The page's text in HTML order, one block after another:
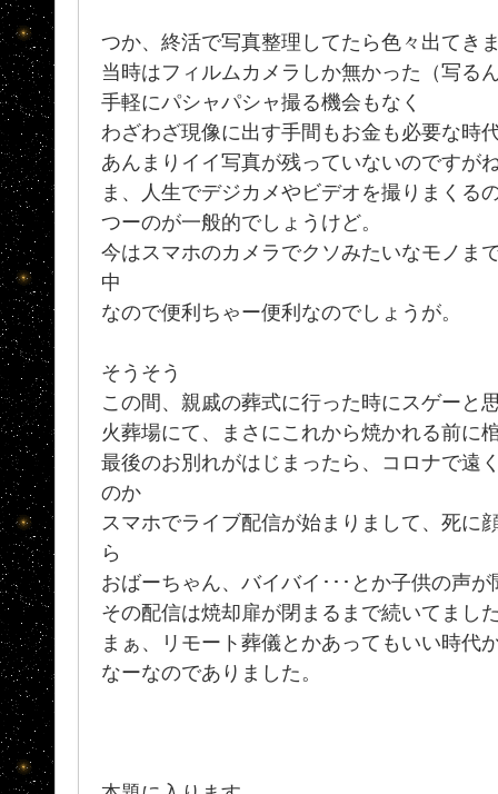
つか、終活で写真整理してたら色々出てき
当時はフィルムカメラしか無かった（写る
手軽にパシャパシャ撮る機会もなく
わざわざ現像に出す手間もお金も必要な時
あんまりイイ写真が残っていないのですが
ま、人生でデジカメやビデオを撮りまくる
つーのが一般的でしょうけど。
今はスマホのカメラでクソみたいなモノま
中
なので便利ちゃー便利なのでしょうが。
そうそう
この間、親戚の葬式に行った時にスゲーと
火葬場にて、まさにこれから焼かれる前に
最後のお別れがはじまったら、コロナで遠
のか
スマホでライブ配信が始まりまして、死に
ら
おばーちゃん、バイバイ･･･とか子供の声
その配信は焼却扉が閉まるまで続いてまし
まぁ、リモート葬儀とかあってもいい時代
なーなのでありました。